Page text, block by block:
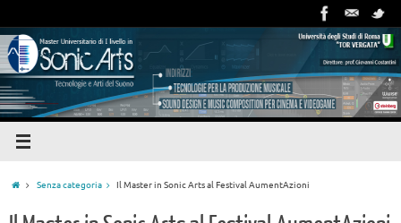
Senza categoria Il Master in Sonic Arts al Festival AumentAzioni